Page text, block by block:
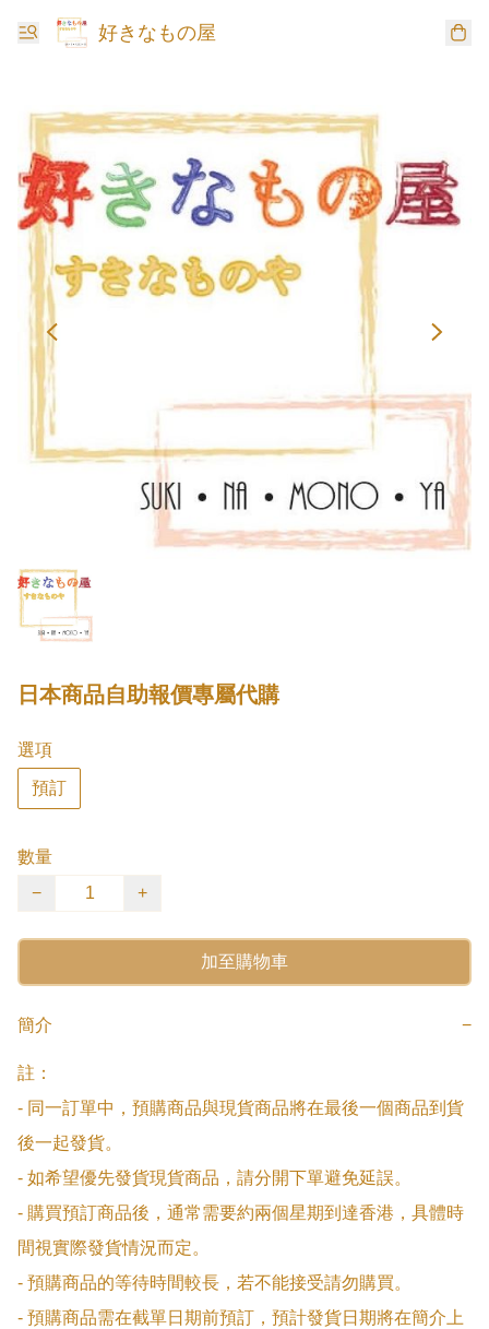
好きなもの屋
日本商品自助報價專屬代購
選項
預訂
數量
−
+
加至購物車
簡介 −
註：
- 同一訂單中，預購商品與現貨商品將在最後一個商品到貨
後一起發貨。
- 如希望優先發貨現貨商品，請分開下單避免延誤。
- 購買預訂商品後，通常需要約兩個星期到達香港，具體時
間視實際發貨情況而定。
- 預購商品的等待時間較長，若不能接受請勿購買。
- 預購商品需在截單日期前預訂，預計發貨日期將在簡介上